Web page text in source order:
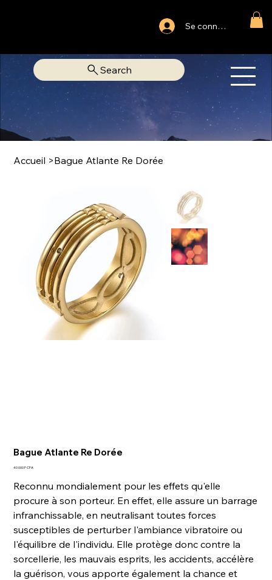
Se connecter
Accueil >Bague Atlante Re Dorée
Bague Atlante Re Dorée
Prix
40 000 F CFA
Reconnu mondialement pour les effets qu'elle
procure à son porteur. En effet, elle assure un barrage
infranchissable, en neutralisant toutes forces
susceptibles de perturber l'ambiance vibratoire ou
l'équilibre de l'individu. Elle protège donc contre la
sorcellerie, les mauvais esprits, les accidents, accélère
la guérison, vous apporte également la chance et
LIBRAIRIE SPIRITUELLESearch